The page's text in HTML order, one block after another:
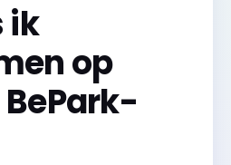
ik
op